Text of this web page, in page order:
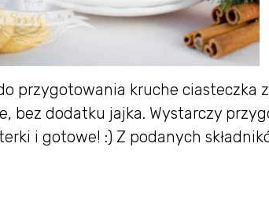
przygotowania kruche ciasteczka
bez dodatku jajka. Wystarczy
i gotowe! :) Z podanych